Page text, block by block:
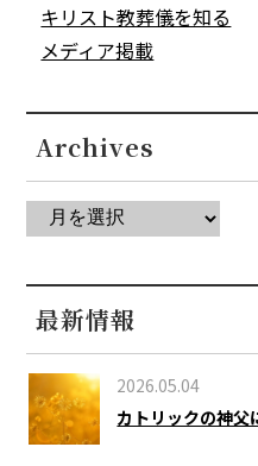
キリスト教葬儀を知る
メディア掲載
Archives
最新情報
2026.05.04
カトリックの神父